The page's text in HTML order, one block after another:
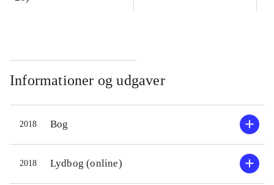
Informationer og udgaver
2018 Bog
2018 Lydbog (online)